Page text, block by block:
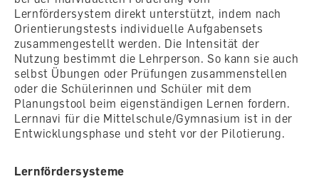
Lernfördersystem direkt unterstützt, indem nach
Orientierungstests individuelle Aufgabensets
zusammengestellt werden. Die Intensität der
Nutzung bestimmt die Lehrperson. So kann sie auch
selbst Übungen oder Prüfungen zusammenstellen
oder die Schülerinnen und Schüler mit dem
Planungstool beim eigenständigen Lernen fordern.
Lernnavi für die Mittelschule/Gymnasium ist in der
Entwicklungsphase und steht vor der Pilotierung.
Lernfördersysteme